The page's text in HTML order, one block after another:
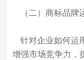
（二）商标品牌
针对企业如何运
增强市场竞争力，